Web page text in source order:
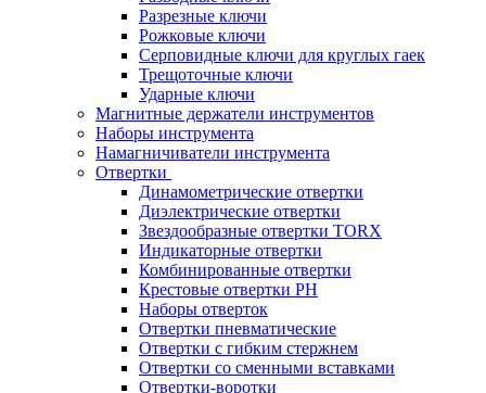
Разрезные ключи
Рожковые ключи
Серповидные ключи для круглых гаек
Трещоточные ключи
Ударные ключи
Магнитные держатели инструментов
Наборы инструмента
Намагничиватели инструмента
Отвертки
Динамометрические отвертки
Диэлектрические отвертки
Звездообразные отвертки TORX
Индикаторные отвертки
Комбинированные отвертки
Крестовые отвертки PH
Наборы отверток
Отвертки пневматические
Отвертки с гибким стержнем
Отвертки со сменными вставками
Отвертки-воротки